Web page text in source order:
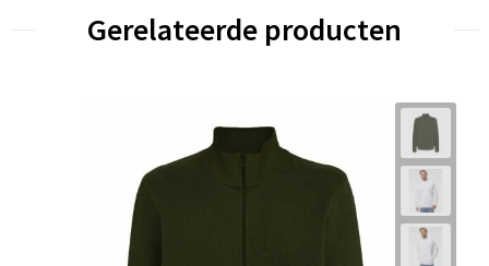
Gerelateerde producten